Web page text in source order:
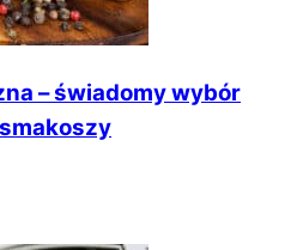
– świadomy wybór